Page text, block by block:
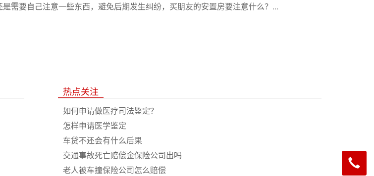
需要自己注意一些东西，避免后期发生纠纷，买朋友的安置房要注意什么？...
热点关注
如何申请做医疗司法鉴定？
怎样申请医学鉴定
车贷不还会有什么后果
交通事故死亡赔偿金保险公司出吗
老人被车撞保险公司怎么赔偿